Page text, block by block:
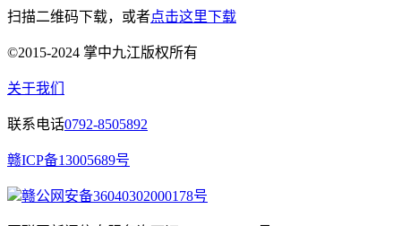
扫描二维码下载，或者点击这里下载
©2015-2024 掌中九江版权所有
关于我们
联系电话0792-8505892
赣ICP备13005689号
赣公网安备36040302000178号